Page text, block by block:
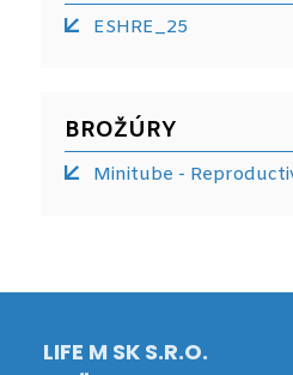
ESHRE_25
BROŽÚRY
Minitube -
LIFE M SK S.R.O.